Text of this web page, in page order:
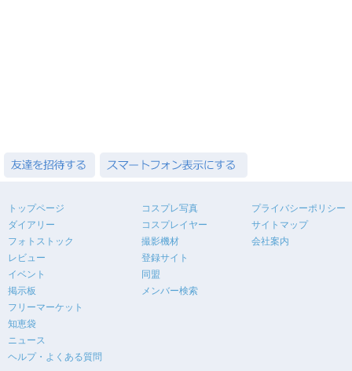
トップページ
ダイアリー
フォトストック
レビュー
イベント
掲示板
フリーマーケット
知恵袋
ニュース
ヘルプ・よくある質問
コスプレ写真
コスプレイヤー
撮影機材
登録サイト
同盟
メンバー検索
プライバシーポリシー
サイトマップ
会社案内